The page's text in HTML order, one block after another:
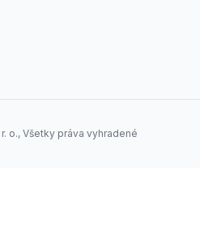
o., Všetky práva vyhradené